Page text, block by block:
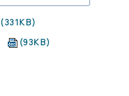
(331KB)
(93KB)